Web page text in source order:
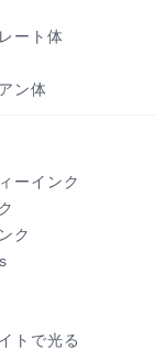
ート体
ン体
ーインク
ク
トで光る